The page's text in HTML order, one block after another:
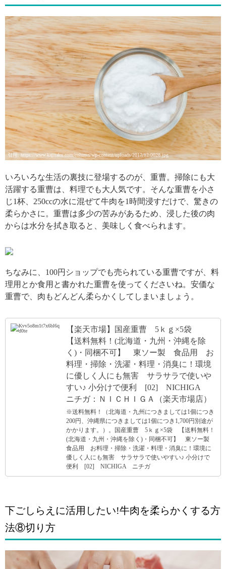
引用: https://www.kajitaku.com/column/wp-content/uploads/2017/12/0028.jpg
いろいろな生活の裏技に登場するのが、重曹。掃除にも大
活躍する重曹は、料理でも大人気です。そんな重曹を小さ
じ1杯、250ccの水に混ぜて牛肉を1時間浸すだけで、驚きの
柔らかさに。重曹は多少の苦みがあるため、浸した後の肉
からは水分を拭き取ると、美味しく食べられます。
引用: http://shiraberulab.com/wp-content/uploads/2017/05/6d883f9068bcbb28005a0a98fd11abe4_s.jpg
ちなみに、100円ショップでも売られている重曹ですが、料
理用とか食用と書かれた重曹を使ってくださいね。安価な
重曹で、肉もどんどん柔らかくしてしまいましょう。
【楽天市場】国産重曹 5ｋｇ×5袋
【送料無料！(北海道・九州・沖縄を除
く)・同梱不可】 東ソー製 食品用 お
料理・掃除・洗濯・料理・消臭に！環境
に優しく人にも無害 サラサラで使いや
すい♪ 小分けで便利 [02] NICHIGA
ニチガ：ＮＩＣＨＩＧＡ（楽天市場店）
※送料無料！（北海道・九州につきましては1個につき
200円、沖縄県につきましては1個につき1,700円別途が
かかります。）。国産重曹 5ｋｇ×5袋 【送料無料！
(北海道・九州・沖縄を除く)・同梱不可】 東ソー製
食品用 お料理・掃除・洗濯・料理・消臭に！環境に
優しく人にも無害 サラサラで使いやすい♪ 小分けで
便利 [02] NICHIGA ニチガ
下ごしらえに活用したい!牛肉を柔らかくする方
法⑧切り方